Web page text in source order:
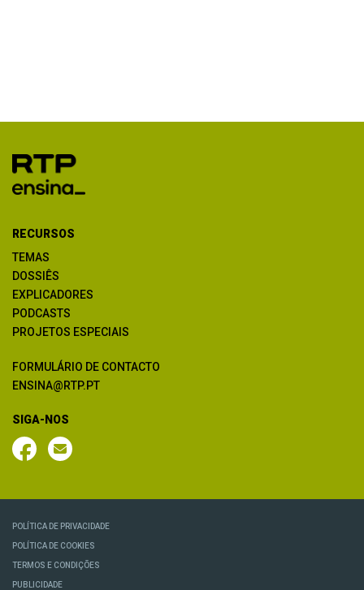
RECURSOS
TEMAS
DOSSIÊS
EXPLICADORES
PODCASTS
PROJETOS ESPECIAIS
FORMULÁRIO DE CONTACTO
ENSINA@RTP.PT
SIGA-NOS
POLÍTICA DE PRIVACIDADE
POLÍTICA DE COOKIES
TERMOS E CONDIÇÕES
PUBLICIDADE